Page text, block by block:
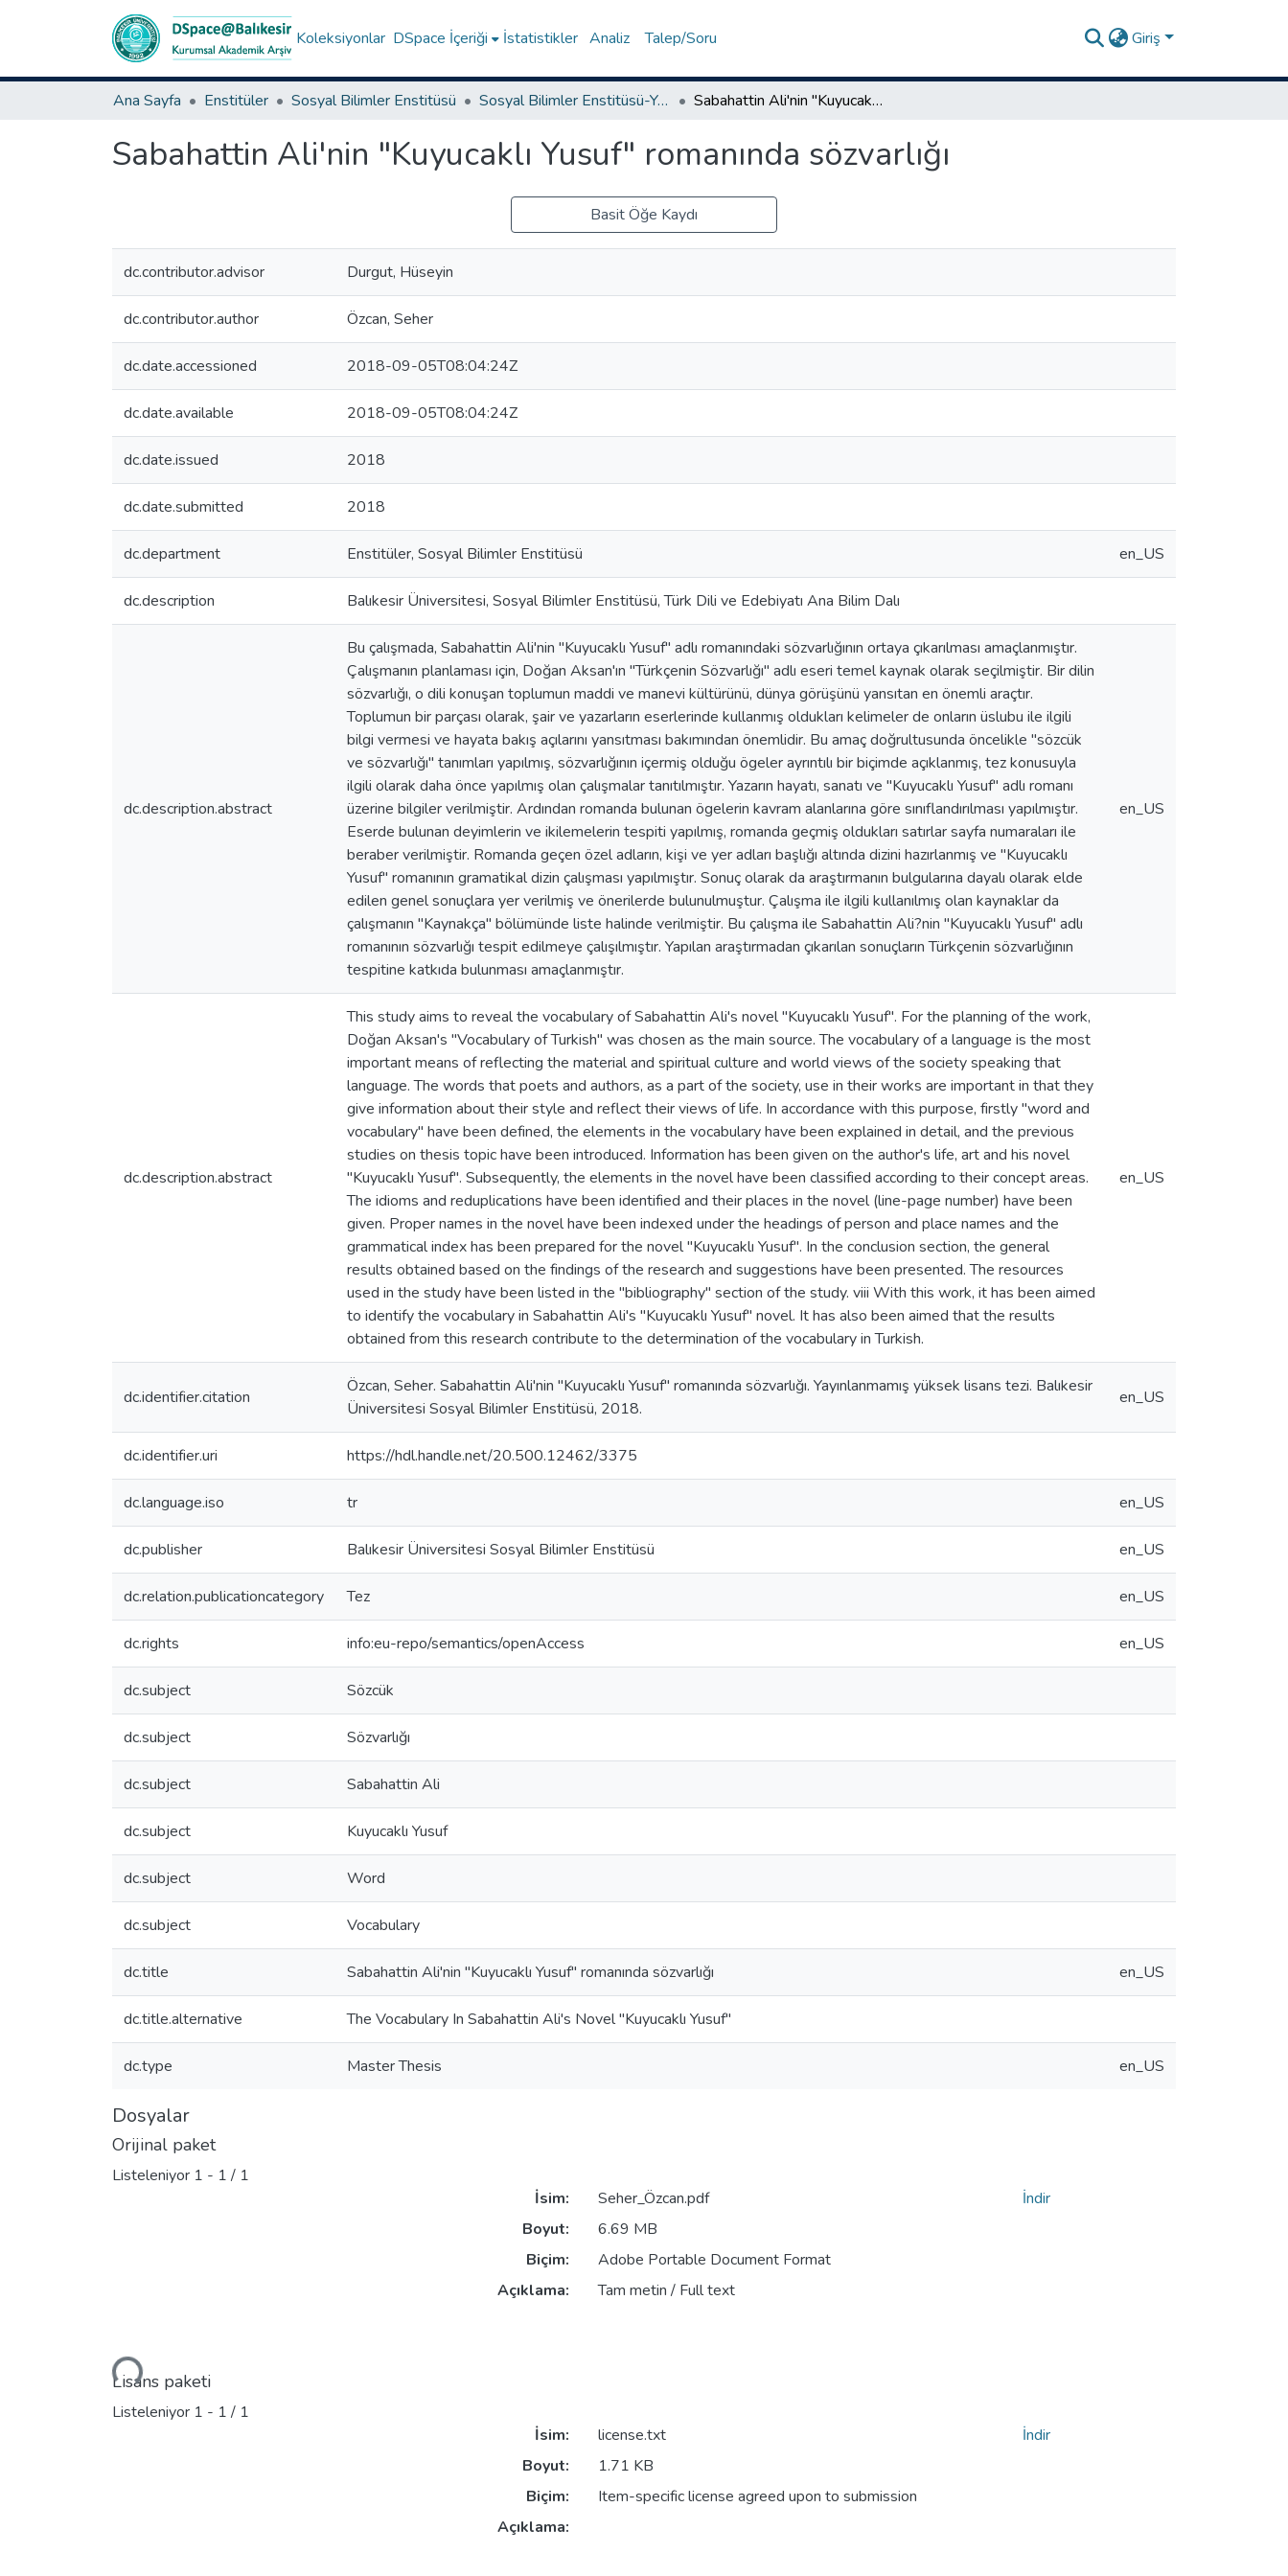
Koleksiyonlar DSpace İçeriği İstatistikler Analiz Talep/Soru Giriş
Ana Sayfa Enstitüler Sosyal Bilimler Enstitüsü Sosyal Bilimler Enstitüsü-Yüksek Lisans Tezleri Sabahattin Ali'nin "Kuyucaklı Yusuf" romanında sözvarlığı
Sabahattin Ali'nin "Kuyucaklı Yusuf" romanında sözvarlığı
Basit Öğe Kaydı
dc.contributor.advisor Durgut, Hüseyin
dc.contributor.author Özcan, Seher
dc.date.accessioned 2018-09-05T08:04:24Z
dc.date.available 2018-09-05T08:04:24Z
dc.date.issued 2018
dc.date.submitted 2018
dc.department Enstitüler, Sosyal Bilimler Enstitüsü en_US
dc.description Balıkesir Üniversitesi, Sosyal Bilimler Enstitüsü, Türk Dili ve Edebiyatı Ana Bilim Dalı
dc.description.abstract
Bu çalışmada, Sabahattin Ali'nin "Kuyucaklı Yusuf" adlı romanındaki sözvarlığının ortaya çıkarılması amaçlanmıştır.
Çalışmanın planlaması için, Doğan Aksan'ın "Türkçenin Sözvarlığı" adlı eseri temel kaynak olarak seçilmiştir. Bir dilin
sözvarlığı, o dili konuşan toplumun maddi ve manevi kültürünü, dünya görüşünü yansıtan en önemli araçtır.
Toplumun bir parçası olarak, şair ve yazarların eserlerinde kullanmış oldukları kelimeler de onların üslubu ile ilgili
bilgi vermesi ve hayata bakış açılarını yansıtması bakımından önemlidir. Bu amaç doğrultusunda öncelikle "sözcük
ve sözvarlığı" tanımları yapılmış, sözvarlığının içermiş olduğu ögeler ayrıntılı bir biçimde açıklanmış, tez konusuyla
ilgili olarak daha önce yapılmış olan çalışmalar tanıtılmıştır. Yazarın hayatı, sanatı ve "Kuyucaklı Yusuf" adlı romanı
üzerine bilgiler verilmiştir. Ardından romanda bulunan ögelerin kavram alanlarına göre sınıflandırılması yapılmıştır.
Eserde bulunan deyimlerin ve ikilemelerin tespiti yapılmış, romanda geçmiş oldukları satırlar sayfa numaraları ile
beraber verilmiştir. Romanda geçen özel adların, kişi ve yer adları başlığı altında dizini hazırlanmış ve "Kuyucaklı
Yusuf" romanının gramatikal dizin çalışması yapılmıştır. Sonuç olarak da araştırmanın bulgularına dayalı olarak elde
edilen genel sonuçlara yer verilmiş ve önerilerde bulunulmuştur. Çalışma ile ilgili kullanılmış olan kaynaklar da
çalışmanın "Kaynakça" bölümünde liste halinde verilmiştir. Bu çalışma ile Sabahattin Ali?nin "Kuyucaklı Yusuf" adlı
romanının sözvarlığı tespit edilmeye çalışılmıştır. Yapılan araştırmadan çıkarılan sonuçların Türkçenin sözvarlığının
tespitine katkıda bulunması amaçlanmıştır.
en_US
dc.description.abstract
This study aims to reveal the vocabulary of Sabahattin Ali's novel "Kuyucaklı Yusuf". For the planning of the work,
Doğan Aksan's "Vocabulary of Turkish" was chosen as the main source. The vocabulary of a language is the most
important means of reflecting the material and spiritual culture and world views of the society speaking that
language. The words that poets and authors, as a part of the society, use in their works are important in that they
give information about their style and reflect their views of life. In accordance with this purpose, firstly "word and
vocabulary" have been defined, the elements in the vocabulary have been explained in detail, and the previous
studies on thesis topic have been introduced. Information has been given on the author's life, art and his novel
"Kuyucaklı Yusuf". Subsequently, the elements in the novel have been classified according to their concept areas.
The idioms and reduplications have been identified and their places in the novel (line-page number) have been
given. Proper names in the novel have been indexed under the headings of person and place names and the
grammatical index has been prepared for the novel "Kuyucaklı Yusuf". In the conclusion section, the general
results obtained based on the findings of the research and suggestions have been presented. The resources
used in the study have been listed in the "bibliography" section of the study. viii With this work, it has been aimed
to identify the vocabulary in Sabahattin Ali's "Kuyucaklı Yusuf" novel. It has also been aimed that the results
obtained from this research contribute to the determination of the vocabulary in Turkish.
en_US
dc.identifier.citation
Özcan, Seher. Sabahattin Ali'nin "Kuyucaklı Yusuf" romanında sözvarlığı. Yayınlanmamış yüksek lisans tezi. Balıkesir
Üniversitesi Sosyal Bilimler Enstitüsü, 2018.
en_US
dc.identifier.uri https://hdl.handle.net/20.500.12462/3375
dc.language.iso tr en_US
dc.publisher Balıkesir Üniversitesi Sosyal Bilimler Enstitüsü en_US
dc.relation.publicationcategory Tez en_US
dc.rights info:eu-repo/semantics/openAccess en_US
dc.subject Sözcük
dc.subject Sözvarlığı
dc.subject Sabahattin Ali
dc.subject Kuyucaklı Yusuf
dc.subject Word
dc.subject Vocabulary
dc.title Sabahattin Ali'nin "Kuyucaklı Yusuf" romanında sözvarlığı en_US
dc.title.alternative The Vocabulary In Sabahattin Ali's Novel "Kuyucaklı Yusuf"
dc.type Master Thesis en_US
Dosyalar
Orijinal paket
Listeleniyor 1 - 1 / 1
Yükleniyor...
İsim:
Seher_Özcan.pdf
Boyut:
6.69 MB
Biçim:
Adobe Portable Document Format
Açıklama:
Tam metin / Full text
İndir
Lisans paketi
Listeleniyor 1 - 1 / 1
İsim:
license.txt
Boyut:
1.71 KB
Biçim:
Item-specific license agreed upon to submission
Açıklama:
İndir